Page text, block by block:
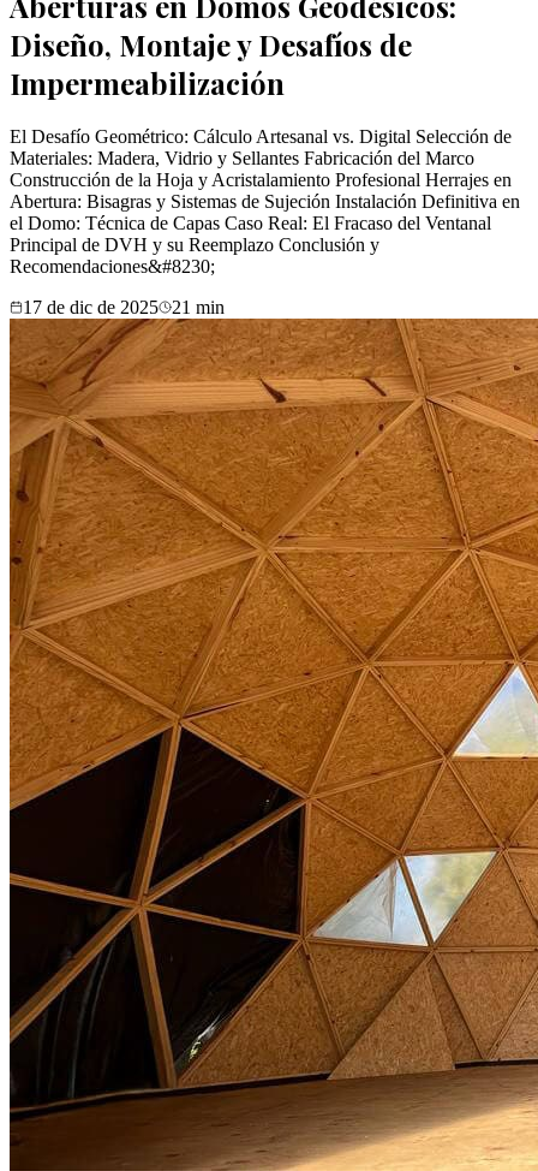
Diseño, Montaje y Desafíos de
Impermeabilización
El Desafío Geométrico: Cálculo Artesanal vs. Digital Selección de
Materiales: Madera, Vidrio y Sellantes Fabricación del Marco
Construcción de la Hoja y Acristalamiento Profesional Herrajes en
Abertura: Bisagras y Sistemas de Sujeción Instalación Definitiva en
el Domo: Técnica de Capas Caso Real: El Fracaso del Ventanal
Principal de DVH y su Reemplazo Conclusión y
Recomendaciones&#8230;
17 de dic de 2025
21 min